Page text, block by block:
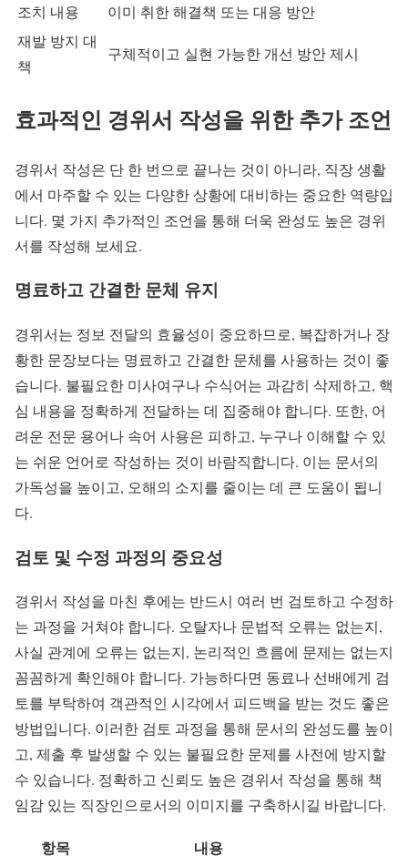
조치 내용
이미 취한 해결책 또는 대응 방안
재발 방지 대
책
구체적이고 실현 가능한 개선 방안 제시
효과적인 경위서 작성을 위한 추가 조언
경위서 작성은 단 한 번으로 끝나는 것이 아니라, 직장 생활
에서 마주할 수 있는 다양한 상황에 대비하는 중요한 역량입
니다. 몇 가지 추가적인 조언을 통해 더욱 완성도 높은 경위
서를 작성해 보세요.
명료하고 간결한 문체 유지
경위서는 정보 전달의 효율성이 중요하므로, 복잡하거나 장
황한 문장보다는 명료하고 간결한 문체를 사용하는 것이 좋
습니다. 불필요한 미사여구나 수식어는 과감히 삭제하고, 핵
심 내용을 정확하게 전달하는 데 집중해야 합니다. 또한, 어
려운 전문 용어나 속어 사용은 피하고, 누구나 이해할 수 있
는 쉬운 언어로 작성하는 것이 바람직합니다. 이는 문서의
가독성을 높이고, 오해의 소지를 줄이는 데 큰 도움이 됩니
다.
검토 및 수정 과정의 중요성
경위서 작성을 마친 후에는 반드시 여러 번 검토하고 수정하
는 과정을 거쳐야 합니다. 오탈자나 문법적 오류는 없는지,
사실 관계에 오류는 없는지, 논리적인 흐름에 문제는 없는지
꼼꼼하게 확인해야 합니다. 가능하다면 동료나 선배에게 검
토를 부탁하여 객관적인 시각에서 피드백을 받는 것도 좋은
방법입니다. 이러한 검토 과정을 통해 문서의 완성도를 높이
고, 제출 후 발생할 수 있는 불필요한 문제를 사전에 방지할
수 있습니다. 정확하고 신뢰도 높은 경위서 작성을 통해 책
임감 있는 직장인으로서의 이미지를 구축하시길 바랍니다.
항목 내용